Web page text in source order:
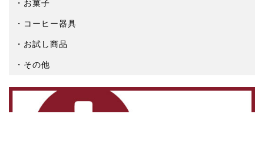
お菓子
コーヒー器具
お試し商品
その他